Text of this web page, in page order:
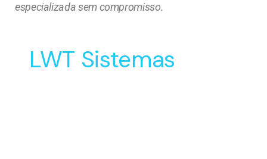
especializada sem compromisso.
LWT Sistemas